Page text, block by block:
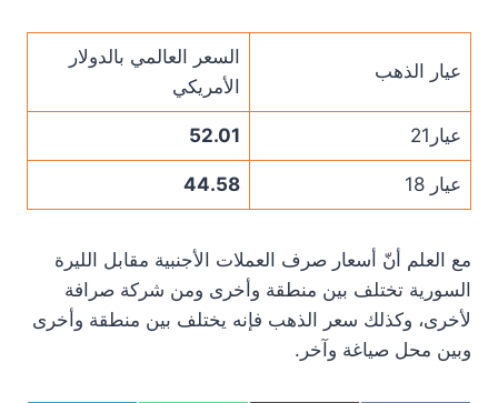
عيار الذهب
السعر العالمي بالدولار
الأمريكي
عيار21 52.01
عيار 18 44.58
مع العلم أنّ أسعار صرف العملات الأجنبية مقابل الليرة
السورية تختلف بين منطقة وأخرى ومن شركة صرافة
لأخرى، وكذلك سعر الذهب فإنه يختلف بين منطقة وأخرى
وبين محل صياغة وآخر.